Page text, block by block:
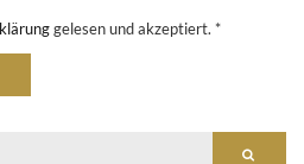
gelesen und akzeptiert. *